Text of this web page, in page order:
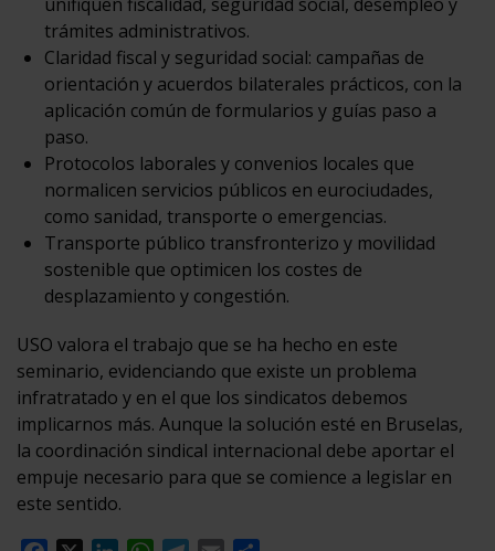
trámites administrativos.
Claridad fiscal y seguridad social: campañas de
orientación y acuerdos bilaterales prácticos, con la
aplicación común de formularios y guías paso a
paso.
Protocolos laborales y convenios locales que
normalicen servicios públicos en eurociudades,
como sanidad, transporte o emergencias.
Transporte público transfronterizo y movilidad
sostenible que optimicen los costes de
desplazamiento y congestión.
USO valora el trabajo que se ha hecho en este
seminario, evidenciando que existe un problema
infratratado y en el que los sindicatos debemos
implicarnos más. Aunque la solución esté en Bruselas,
la coordinación sindical internacional debe aportar el
empuje necesario para que se comience a legislar en
este sentido.